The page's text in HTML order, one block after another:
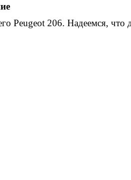
Peugeot 206. Надеемся, что